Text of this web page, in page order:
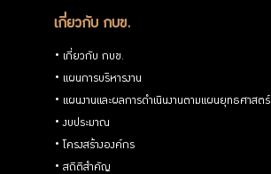
เกี่ยวกับ กบข.
เกี่ยวกับ กบข.
แผนการบริหารงาน
แผนงานและผลการดำเนินงานตามแผนยุทธศาสตร์
งบประมาณ
โครงสร้างองค์กร
สถิติสำคัญ